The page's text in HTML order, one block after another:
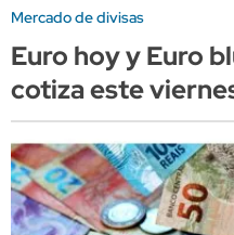
Mercado de divisas
Euro hoy y Euro
cotiza este